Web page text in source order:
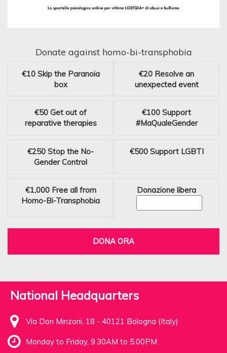
Donate against homo-bi-transphobia
€10 Skip the Paranoia
box
€20 Resolve an
unexpected event
€50 Get out of
reparative therapies
€100 Support
#MaQualeGender
€250 Stop the No-
Gender Control
€500 Support LGBTI
€1,000 Free all from
Homo-Bi-Transphobia
Donazione libera
DONA ORA
National Headquarters
Via Don Minzoni, 18 - 40121 Bologna (Italy)
Monday to Friday, 9.30AM to 5.00PM